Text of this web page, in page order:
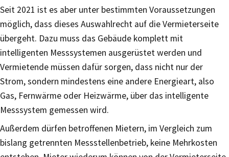
Seit 2021 ist es aber unter bestimmten Voraussetzungen
möglich, dass dieses Auswahlrecht auf die Vermieterseite
übergeht. Dazu muss das Gebäude komplett mit
intelligenten Messsystemen ausgerüstet werden und
Vermietende müssen dafür sorgen, dass nicht nur der
Strom, sondern mindestens eine andere Energieart, also
Gas, Fernwärme oder Heizwärme, über das intelligente
Messsystem gemessen wird.
Außerdem dürfen betroffenen Mietern, im Vergleich zum
bislang getrennten Messstellenbetrieb, keine Mehrkosten